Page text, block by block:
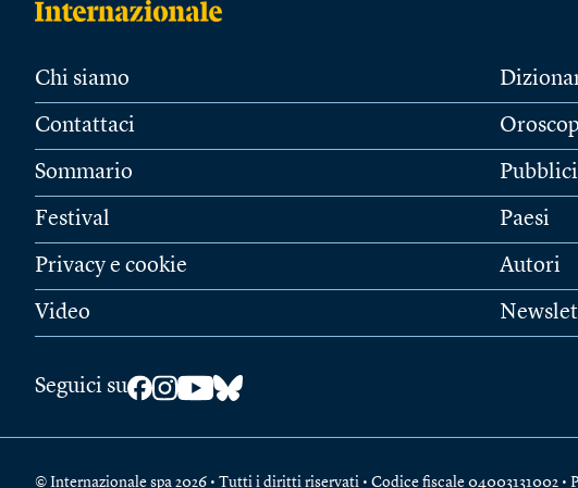
Chi siamo
Contattaci
Sommario
Festival
Privacy e cookie
Video
Paesi
Autori
Seguici su
© Internazionale spa 2026 • Tutti i diritti riservati • Codice fiscale 04003131002 •